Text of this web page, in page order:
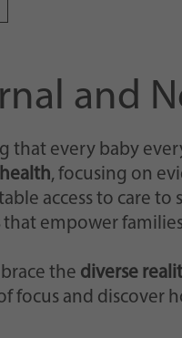
and
that every baby
, focusing on
access to care
that empower
the diverse
focus and